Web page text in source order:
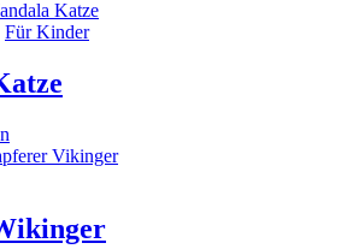
Für Kinder